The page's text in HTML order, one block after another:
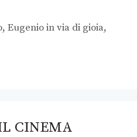
,Eugenio in via di gioia,
CINEMA